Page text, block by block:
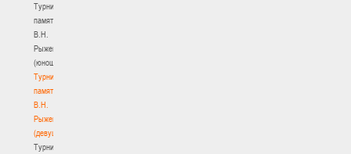
Турнир
памяти
В.Н.
Рыженкова
(юноши)
Турнир
памяти
В.Н.
Рыженкова
(девушки)
Турнир